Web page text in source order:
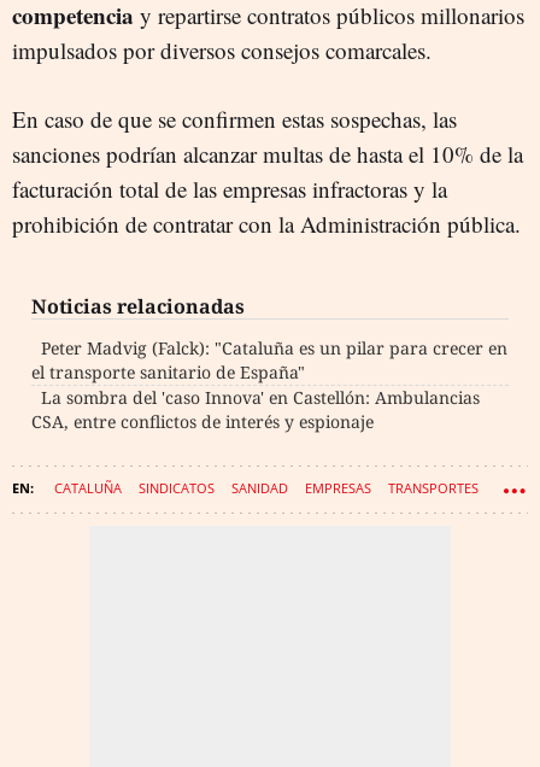
competencia y repartirse contratos públicos millonarios
impulsados por diversos consejos comarcales.
En caso de que se confirmen estas sospechas, las
sanciones podrían alcanzar multas de hasta el 10% de la
facturación total de las empresas infractoras y la
prohibición de contratar con la Administración pública.
Noticias relacionadas
Peter Madvig (Falck): "Cataluña es un pilar para crecer en
el transporte sanitario de España"
La sombra del 'caso Innova' en Castellón: Ambulancias
CSA, entre conflictos de interés y espionaje
CATALUÑA SINDICATOS SANIDAD EMPRESAS TRANSPORTES